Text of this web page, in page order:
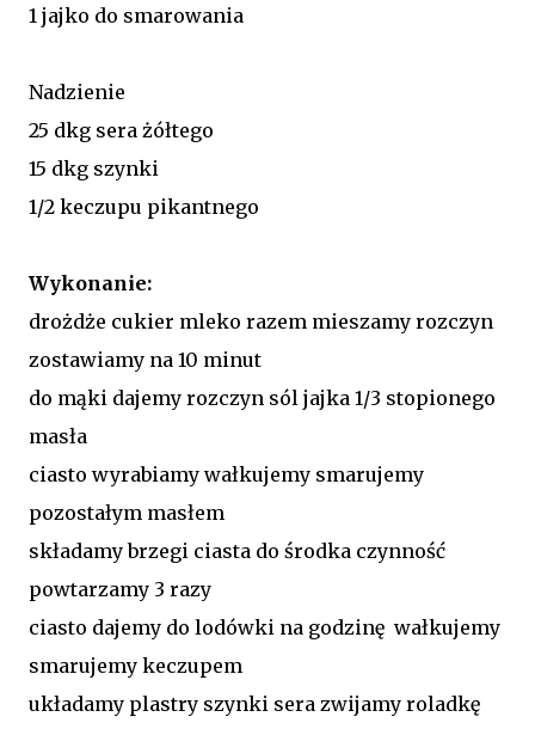
1 jajko do smarowania
Nadzienie
25 dkg sera żółtego
15 dkg szynki
1/2 keczupu pikantnego
Wykonanie:
drożdże cukier mleko razem mieszamy rozczyn
zostawiamy na 10 minut
do mąki dajemy rozczyn sól jajka 1/3 stopionego
masła
ciasto wyrabiamy wałkujemy smarujemy
pozostałym masłem
składamy brzegi ciasta do środka czynność
powtarzamy 3 razy
ciasto dajemy do lodówki na godzinę wałkujemy
smarujemy keczupem
układamy plastry szynki sera zwijamy roladkę